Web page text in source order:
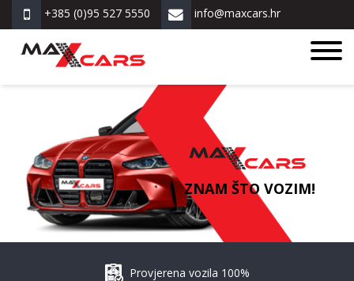
+385 (0)95 527 5550 info@maxcars.hr
ZNAM ŠTO VOZIM!
Provjerena vozila 100%